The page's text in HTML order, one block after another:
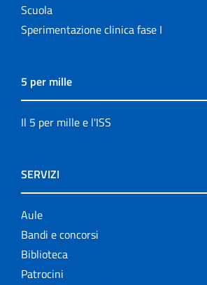
Scuola
Sperimentazione clinica fase I
5 per mille
Il 5 per mille e l'ISS
SERVIZI
Aule
Bandi e concorsi
Biblioteca
Patrocini